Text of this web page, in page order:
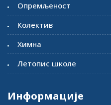
Опремљеност
Колектив
Химна
Летопис школе
Информације